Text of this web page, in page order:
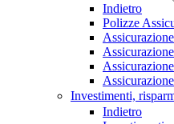
Indietro
Polizze
Investimenti,
Indietro